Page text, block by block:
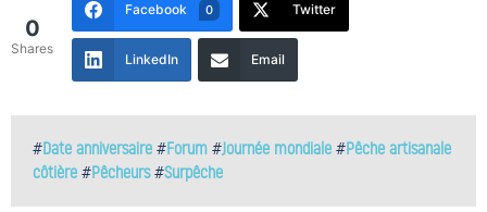
0
Shares
Facebook 0 Twitter
LinkedIn Email
#Date anniversaire #Forum #Journée mondiale #Pêche artisanale
côtière #Pêcheurs#Surpêche